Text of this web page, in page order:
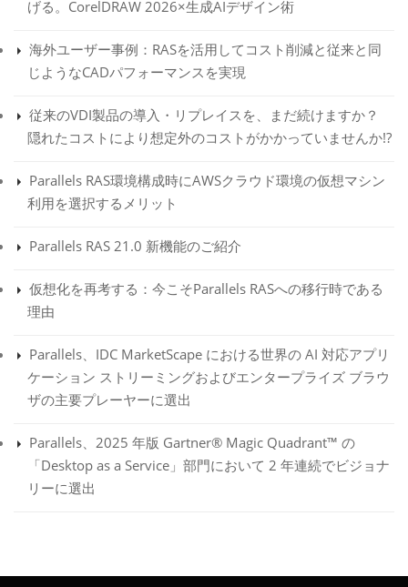
げる。CorelDRAW 2026×生成AIデザイン術
海外ユーザー事例：RASを活用してコスト削減と従来と同
じようなCADパフォーマンスを実現
従来のVDI製品の導入・リプレイスを、まだ続けますか？
隠れたコストにより想定外のコストがかかっていませんか!?
Parallels RAS環境構成時にAWSクラウド環境の仮想マシン
利用を選択するメリット
Parallels RAS 21.0 新機能のご紹介
仮想化を再考する：今こそParallels RASへの移行時である
理由
Parallels、IDC MarketScape における世界の AI 対応アプリ
ケーション ストリーミングおよびエンタープライズ ブラウ
ザの主要プレーヤーに選出
Parallels、2025 年版 Gartner® Magic Quadrant™ の
「Desktop as a Service」部門において 2 年連続でビジョナ
リーに選出